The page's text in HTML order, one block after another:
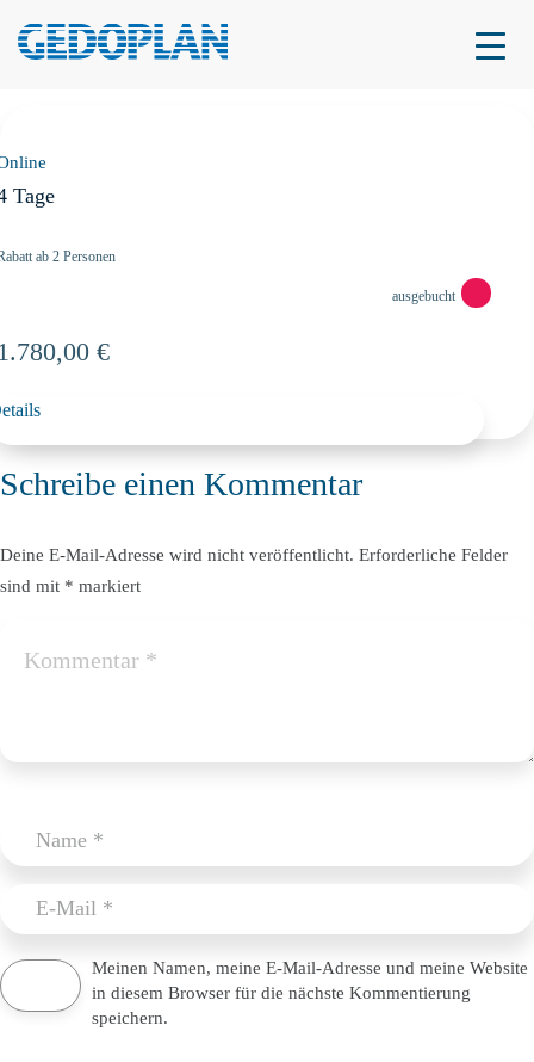
08.04.–11.04.2025
08.04.–11.04.2025
Tage
ab 2 Personen
ausgebucht
€
Schreibe einen Kommentar
Deine E-Mail-Adresse wird nicht veröffentlicht. Erforderliche Felder
sind mit * markiert
Meinen Namen, meine E-Mail-Adresse und meine Website
in diesem Browser für die nächste Kommentierung
speichern.